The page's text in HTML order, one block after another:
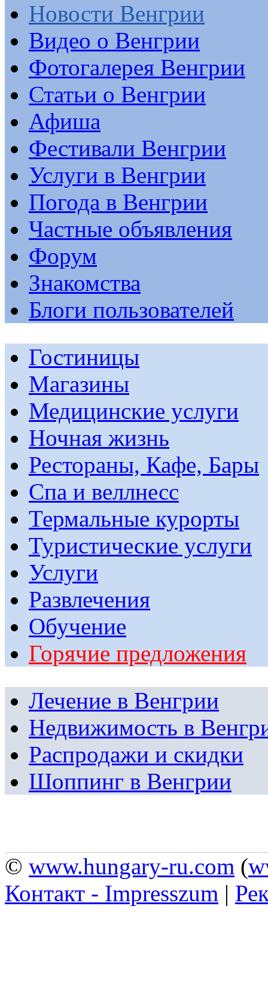
Новости Венгрии
Видео о Венгрии
Фотогалерея Венгрии
Статьи о Венгрии
Афиша
Фестивали Венгрии
Услуги в Венгрии
Погода в Венгрии
Частные объявления
Форум
Знакомства
Блоги пользователей
Гостиницы
Магазины
Медицинские услуги
Ночная жизнь
Рестораны, Кафе, Бары
Спа и веллнесс
Термальные курорты
Туристические услуги
Услуги
Развлечения
Обучение
Горячие предложения
Лечение в Венгрии
Недвижимость в
Распродажи и скидки
Шоппинг в Венгрии
© www.hungary-ru.com (
Контакт - Impresszum |